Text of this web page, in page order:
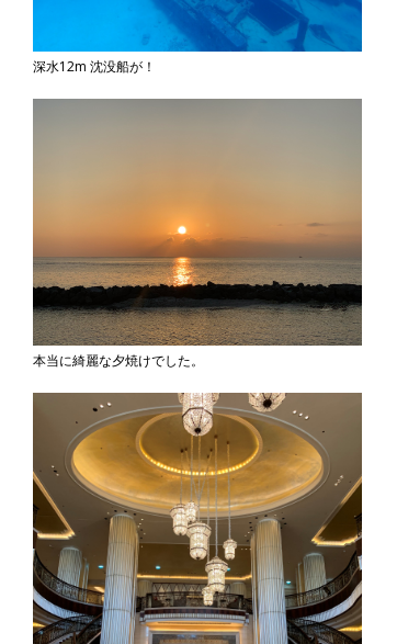
深水12m 沈没船が！
本当に綺麗な夕焼けでした。